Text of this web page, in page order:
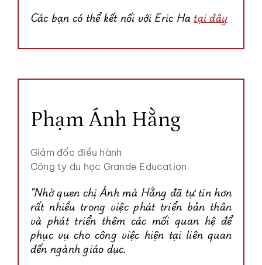
Các bạn có thể kết nối với Eric Ha tại đây
Phạm Ánh Hằng
Giám đốc điều hành
Công ty du học Grande Education
“Nhờ quen chị Ánh mà Hằng đã tự tin hơn
rất nhiều trong việc phát triển bản thân
và phát triển thêm các mối quan hệ để
phục vụ cho công việc hiện tại liên quan
đến ngành giáo dục.